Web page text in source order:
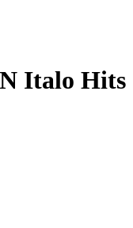
Italo Hits